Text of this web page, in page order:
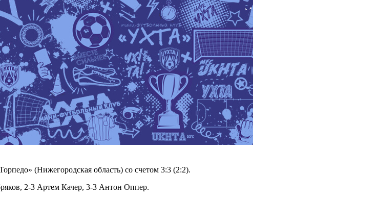
(Нижегородская область) со счетом 3:3 (2:2).
2-3 Артем Качер, 3-3 Антон Оппер.